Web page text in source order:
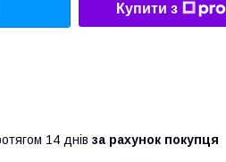
Купити з
14 днів за рахунок покупця